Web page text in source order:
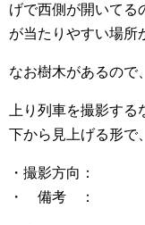
げで西側が開いてる
が当たりやすい場所
なお樹木があるので
上り列車を撮影す
下から見上げる形で
・撮影方向：
・ 備考 ：